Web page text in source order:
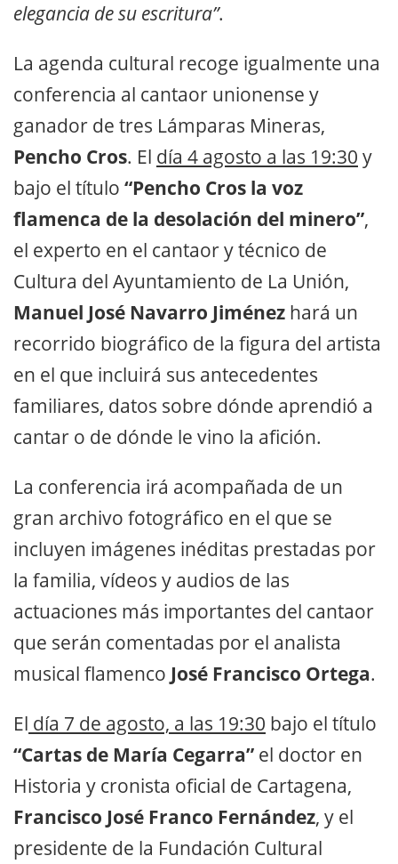
elegancia de su escritura”.
La agenda cultural recoge igualmente una
conferencia al cantaor unionense y
ganador de tres Lámparas Mineras,
Pencho Cros. El día 4 agosto a las 19:30 y
bajo el título “Pencho Cros la voz
flamenca de la desolación del minero”,
el experto en el cantaor y técnico de
Cultura del Ayuntamiento de La Unión,
Manuel José Navarro Jiménez hará un
recorrido biográfico de la figura del artista
en el que incluirá sus antecedentes
familiares, datos sobre dónde aprendió a
cantar o de dónde le vino la afición.
La conferencia irá acompañada de un
gran archivo fotográfico en el que se
incluyen imágenes inéditas prestadas por
la familia, vídeos y audios de las
actuaciones más importantes del cantaor
que serán comentadas por el analista
musical flamenco José Francisco Ortega.
El día 7 de agosto, a las 19:30 bajo el título
“Cartas de María Cegarra” el doctor en
Historia y cronista oficial de Cartagena,
Francisco José Franco Fernández, y el
presidente de la Fundación Cultural